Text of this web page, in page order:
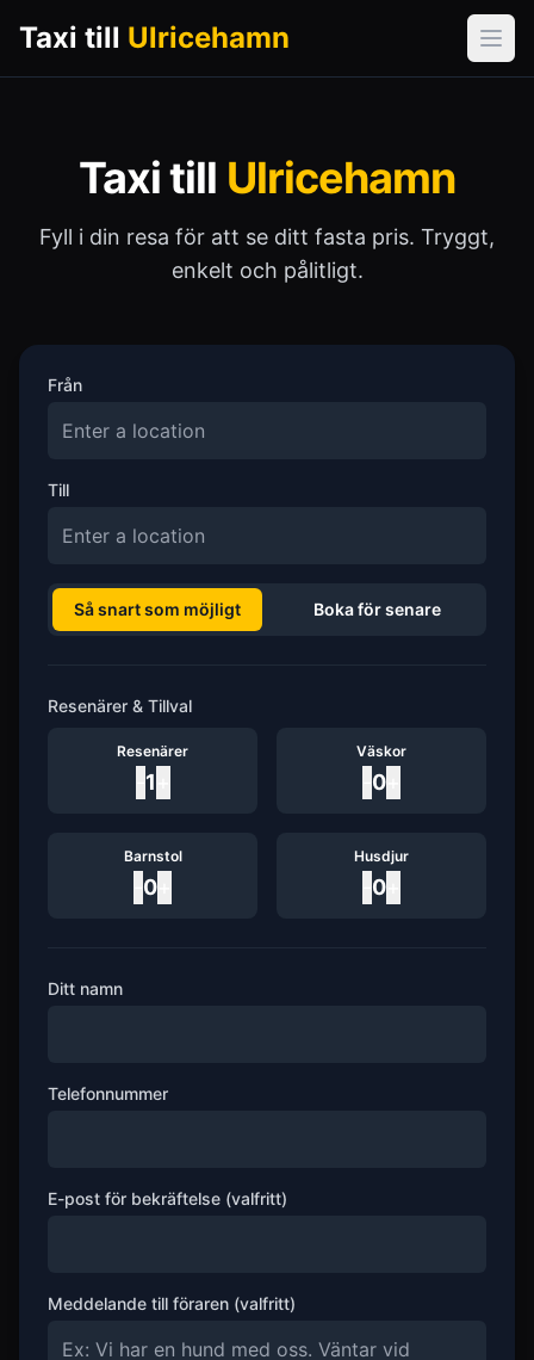
Taxi till Ulricehamn
Taxi till Ulricehamn
Fyll i din resa för att se ditt fasta pris. Tryggt,
enkelt och pålitligt.
Från
Till
Så snart som möjligt Boka för senare
Resenärer & Tillval
Resenärer
1
Väskor
0
Barnstol
0
Husdjur
0
Ditt namn
Telefonnummer
E-post för bekräftelse (valfritt)
Meddelande till föraren (valfritt)